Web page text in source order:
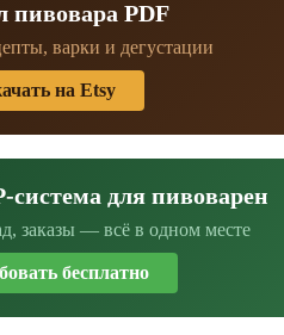
пивовара PDF
варки и дегустации
на Etsy
для пивоварен
заказы — всё в одном месте
бесплатно